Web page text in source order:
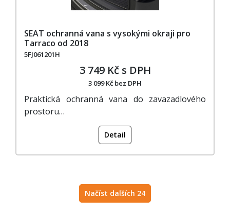
SEAT ochranná vana s vysokými okraji pro
Tarraco od 2018
5FJ061201H
3 749 Kč s DPH
3 099 Kč bez DPH
Praktická ochranná vana do zavazadlového
prostoru…
Detail
Načíst dalších 24